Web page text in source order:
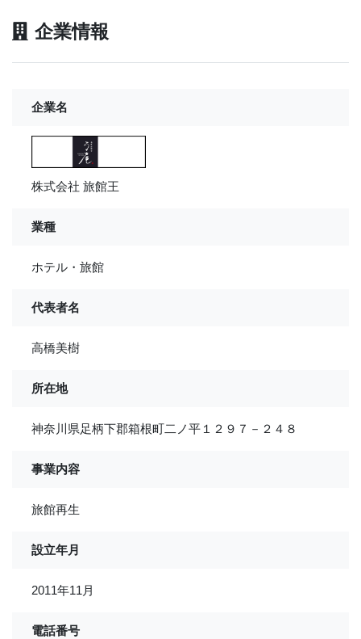
企業情報
企業名
株式会社 旅館王
業種
ホテル・旅館
代表者名
高橋美樹
所在地
神奈川県足柄下郡箱根町二ノ平１２９７－２４８
事業内容
旅館再生
設立年月
2011年11月
電話番号